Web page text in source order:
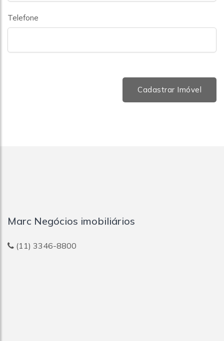
Telefone
Cadastrar Imóvel
Marc Negócios imobiliários
(11) 3346-8800